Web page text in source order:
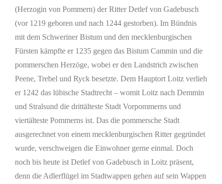
(Herzogin von Pommern) der Ritter Detlef von Gadebusch
(vor 1219 geboren und nach 1244 gestorben). Im Bündnis
mit dem Schweriner Bistum und den mecklenburgischen
Fürsten kämpfte er 1235 gegen das Bistum Cammin und die
pommerschen Herzöge, wobei er den Landstrich zwischen
Peene, Trebel und Ryck besetzte. Dem Hauptort Loitz verlieh
er 1242 das lübische Stadtrecht – womit Loitz nach Demmin
und Stralsund die drittälteste Stadt Vorpommerns und
viertälteste Pommerns ist. Das die pommersche Stadt
ausgerechnet von einem mecklenburgischen Ritter gegründet
wurde, verschweigen die Einwohner gerne einmal. Doch
noch bis heute ist Detlef von Gadebusch in Loitz präsent,
denn die Adlerflügel im Stadtwappen gehen auf sein Wappen